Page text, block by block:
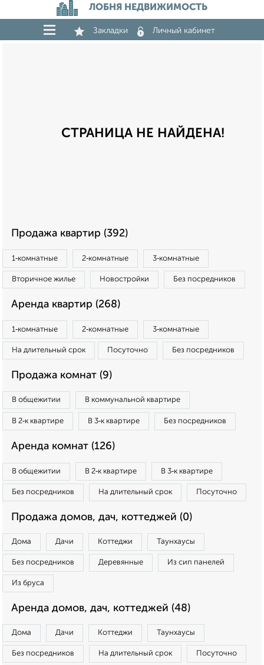
ЛОБНЯ НЕДВИЖИМОСТЬ
Закладки Личный кабинет
СТРАНИЦА НЕ НАЙДЕНА!
Продажа квартир (392)
1‑комнатные 2‑комнатные 3‑комнатные
Вторичное жилье Новостройки Без посредников
Аренда квартир (268)
1‑комнатные 2‑комнатные 3‑комнатные
На длительный срок Посуточно Без посредников
Продажа комнат (9)
В общежитии В коммунальной квартире
В 2‑к квартире В 3‑к квартире Без посредников
Аренда комнат (126)
В общежитии В 2‑к квартире В 3‑к квартире
Без посредников На длительный срок Посуточно
Продажа домов, дач, коттеджей (0)
Дома Дачи Коттеджи Таунхаусы
Без посредников Деревянные Из сип панелей
Из бруса
Аренда домов, дач, коттеджей (48)
Дома Дачи Коттеджи Таунхаусы
Без посредников На длительный срок Посуточно